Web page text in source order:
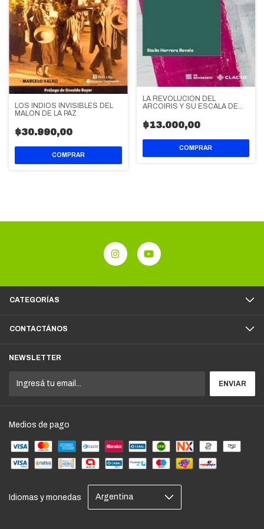
LOS INDIOS INVISIBLES DEL
MALON DE LA PAZ
$30.990,00
LA REVOLUCION DEL
ARCOIRIS Y SU ESCALA DE
$13.000,00
CATEGORÍAS
CONTACTÁNOS
NEWSLETTER
Medios de pago
Idiomas y monedas